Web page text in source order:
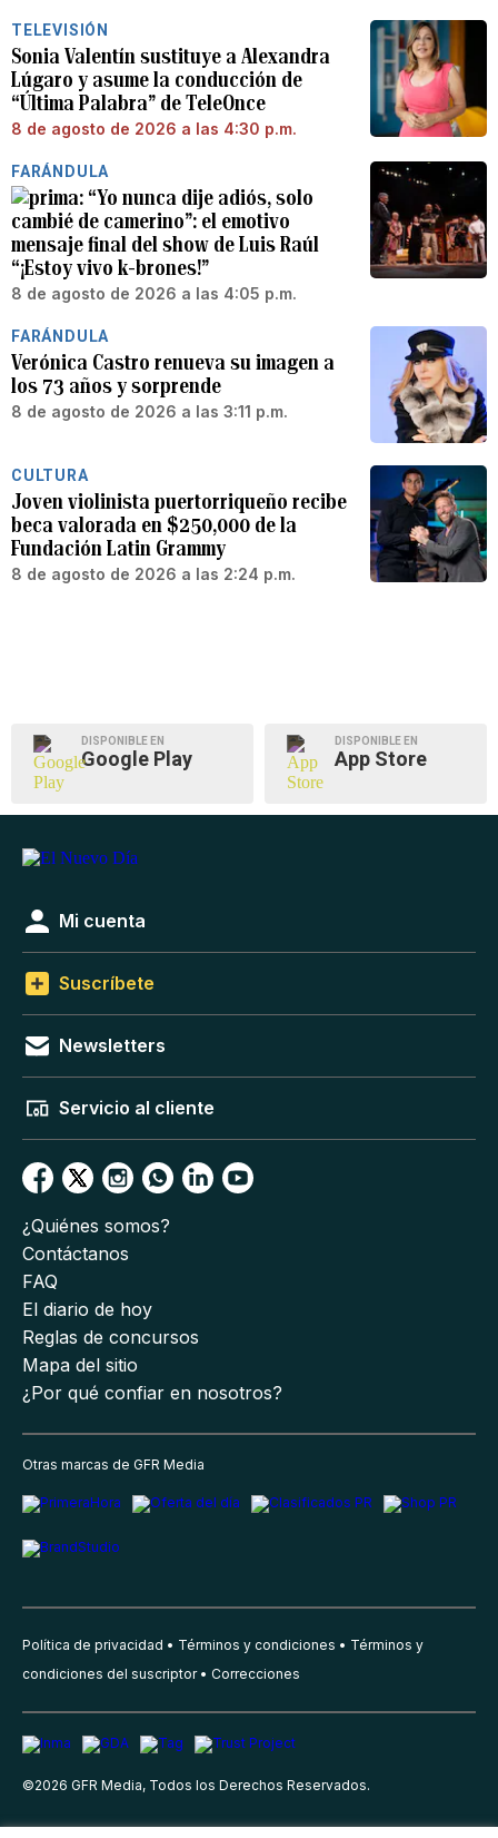
TELEVISIÓN
Sonia Valentín sustituye a Alexandra
Lúgaro y asume la conducción de
“Última Palabra” de TeleOnce
8 de agosto de 2026 a las 4:30 p.m.
FARÁNDULA
“Yo nunca dije adiós, solo
cambié de camerino”: el emotivo
mensaje final del show de Luis Raúl
“¡Estoy vivo k-brones!”
8 de agosto de 2026 a las 4:05 p.m.
FARÁNDULA
Verónica Castro renueva su imagen a
los 73 años y sorprende
8 de agosto de 2026 a las 3:11 p.m.
CULTURA
Joven violinista puertorriqueño recibe
beca valorada en $250,000 de la
Fundación Latin Grammy
8 de agosto de 2026 a las 2:24 p.m.
DISPONIBLE EN
Google Play
DISPONIBLE EN
App Store
Mi cuenta
Suscríbete
Newsletters
Servicio al cliente
¿Quiénes somos?
Contáctanos
FAQ
El diario de hoy
Reglas de concursos
Mapa del sitio
¿Por qué confiar en nosotros?
Otras marcas de GFR Media
Política de privacidad Términos y condiciones
Términos y
condiciones del suscriptor
Correcciones
©2026 GFR Media, Todos los Derechos Reservados.